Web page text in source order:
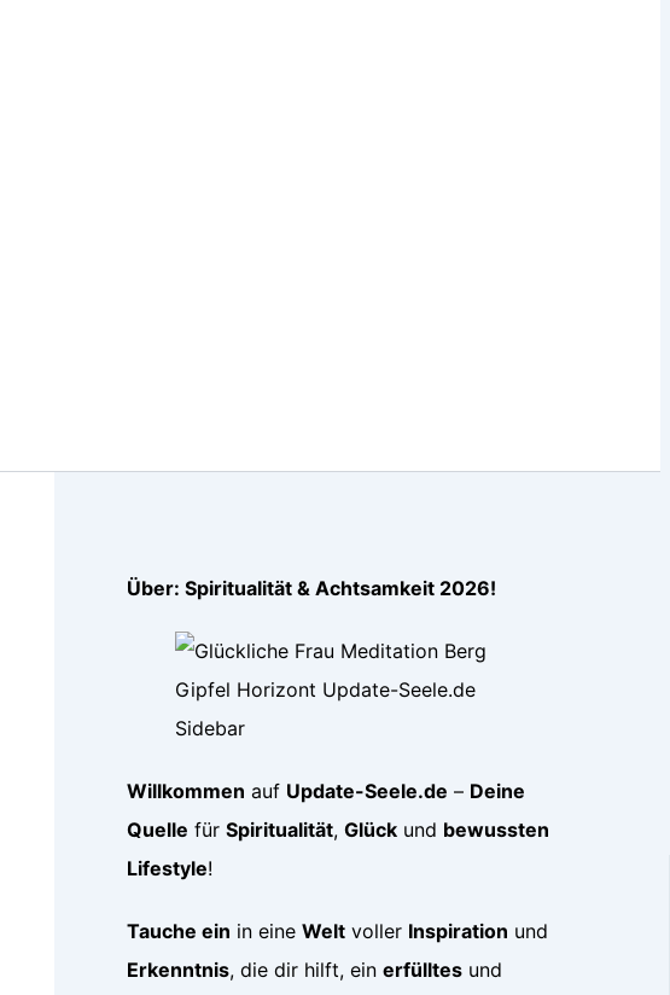
Über: Spiritualität & Achtsamkeit 2026!
Willkommen auf Update-Seele.de – Deine
Quelle für Spiritualität, Glück und bewussten
Lifestyle!
Tauche ein in eine Welt voller Inspiration und
Erkenntnis, die dir hilft, ein erfülltes und